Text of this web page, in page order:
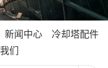
新闻中心
冷却塔配件
们